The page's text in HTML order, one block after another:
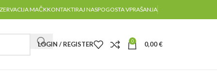
MAČKKONTAKTIRAJ NASPOGOSTA VPRAŠANJA
LOGIN / REGISTER 0 0,00€